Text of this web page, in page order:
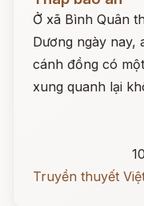
Ở xã Bình Quân
Dương ngày nay,
cánh đồng có
xung quanh lại
Truyền thuyết